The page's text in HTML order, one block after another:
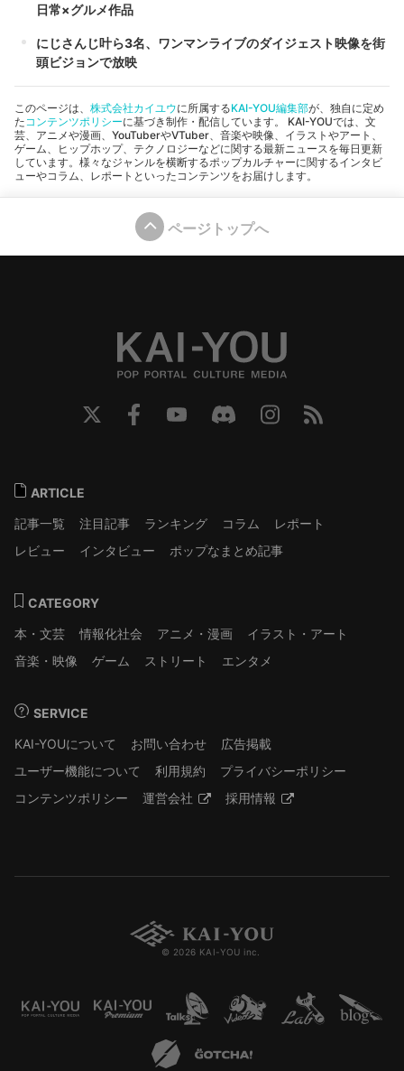
日常×グルメ作品
にじさんじ叶ら3名、ワンマンライブのダイジェスト映像を街
頭ビジョンで放映
このページは、 株式会社カイユウに所属するKAI-YOU編集部が、独自に定め
た コンテンツポリシーに基づき制作・配信しています。 KAI-YOUでは、文
芸、アニメや漫画、YouTuberやVTuber、音楽や映像、イラストやアート、
ゲーム、ヒップホップ、テクノロジーなどに関する最新ニュースを毎日更新
しています。様々なジャンルを横断するポップカルチャーに関するインタビ
ューやコラム、レポートといったコンテンツをお届けします。
ページトップへ
ARTICLE
記事一覧
注目記事 ランキング コラム
レポート
レビュー
インタビュー ポップなまとめ記事
CATEGORY
本・文芸
情報化社会 アニメ・漫画
イラスト・アート
音楽・映像
ゲーム ストリート エンタメ
SERVICE
KAI-YOUについて
お問い合わせ
広告掲載
ユーザー機能について
利用規約
プライバシーポリシー
コンテンツポリシー
運営会社 採用情報
© 2026 KAI-YOU inc.